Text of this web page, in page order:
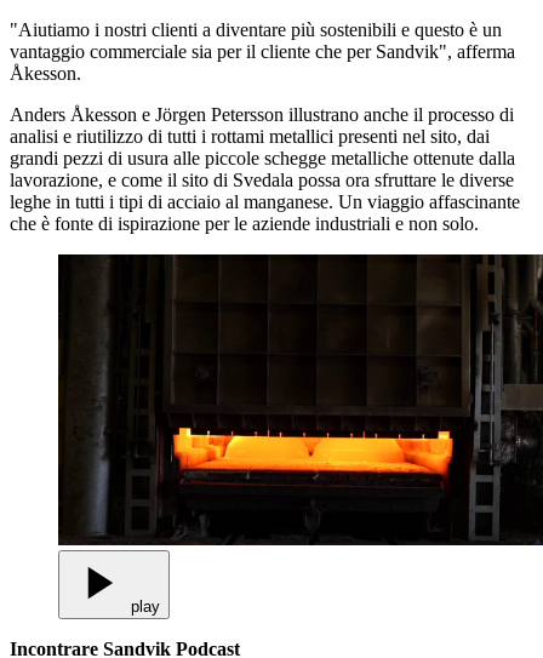
"Aiutiamo i nostri clienti a diventare più sostenibili e questo è un
vantaggio commerciale sia per il cliente che per Sandvik", afferma
Åkesson.
Anders Åkesson e Jörgen Petersson illustrano anche il processo di
analisi e riutilizzo di tutti i rottami metallici presenti nel sito, dai
grandi pezzi di usura alle piccole schegge metalliche ottenute dalla
lavorazione, e come il sito di Svedala possa ora sfruttare le diverse
leghe in tutti i tipi di acciaio al manganese. Un viaggio affascinante
che è fonte di ispirazione per le aziende industriali e non solo.
play
Incontrare Sandvik Podcast